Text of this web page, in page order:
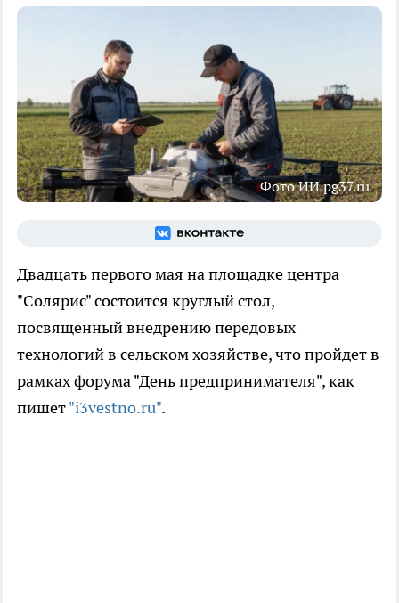
Фото ИИ pg37.ru
Двадцать первого мая на площадке центра
"Солярис" состоится круглый стол,
посвященный внедрению передовых
технологий в сельском хозяйстве, что пройдет в
рамках форума "День предпринимателя", как
пишет"i3vestno.ru".